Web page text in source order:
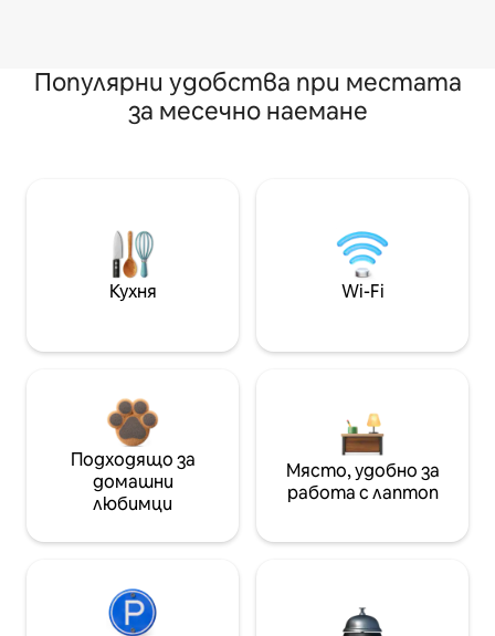
Популярни удобства при местата
за месечно наемане
Кухня Wi-Fi
Подходящо за
домашни
любимци
Място, удобно за
работа с лаптоп